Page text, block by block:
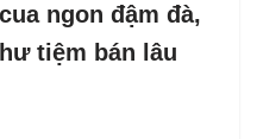
ngon đậm đà,
tiệm bán lâu